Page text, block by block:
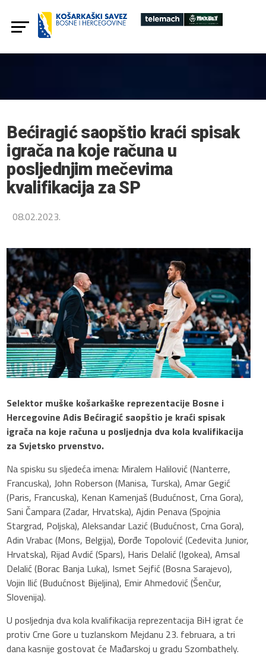
Bećiragić saopštio kraći spisak
igrača na koje računa u
posljednjim mečevima
kvalifikacija za SP
08.02.2023.
Selektor muške košarkaške reprezentacije Bosne i
Hercegovine Adis Bećiragić saopštio je kraći spisak
igrača na koje računa u posljednja dva kola kvalifikacija
za Svjetsko prvenstvo.
Na spisku su sljedeća imena: Miralem Halilović (Nanterre,
Francuska), John Roberson (Manisa, Turska), Amar Gegić
(Paris, Francuska), Kenan Kamenjaš (Budućnost, Crna Gora),
Sani Čampara (Zadar, Hrvatska), Ajdin Penava (Spojnia
Stargrad, Poljska), Aleksandar Lazić (Budućnost, Crna Gora),
Adin Vrabac (Mons, Belgija), Đorđe Topolović (Cedevita Junior,
Hrvatska), Rijad Avdić (Spars), Haris Delalić (Igokea), Amsal
Delalić (Borac Banja Luka), Ismet Sejfić (Bosna Sarajevo),
Vojin Ilić (Budućnost Bijeljina), Emir Ahmedović (Šenčur,
Slovenija).
U posljednja dva kola kvalifikacija reprezentacija BiH igrat će
protiv Crne Gore u tuzlanskom Mejdanu 23. februara, a tri
dana kasnije gostovat će Mađarskoj u gradu Szombathely.